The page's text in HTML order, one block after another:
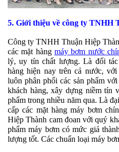
5. Giới thiệu về công ty TNHH
Công ty TNHH Thuận Hiệp
các mặt hàng máy bơm nước
lý, uy tín chất lượng. Là đối
hàng hiện nay trên cả nước,
luôn phân phối các sản phẩm
khách hàng, xây dựng niềm tín
phẩm trong nhiều năm qua. Là
cấp các mặt hàng máy bơm
Hiệp Thành cam đoan với quý
phẩm máy bơm có mức giá
lượng tốt. Các chuẩn loại máy